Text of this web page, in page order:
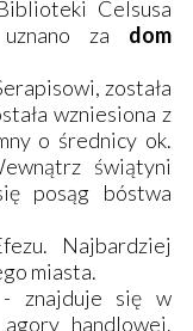
Celsusa
za dom
została
wzniesiona z
o średnicy ok.
świątyni
posąg bóstwa
Najbardziej
miasta.
- znajduje się w
handlowej.